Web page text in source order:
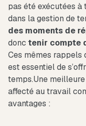
pas été exécutées à
dans la gestion de
des moments de
donc tenir compte
Ces mêmes rappels
est essentiel de
temps.Une
affecté au travail
avantages :